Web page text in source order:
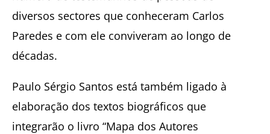
diversos sectores que conheceram Carlos
Paredes e com ele conviveram ao longo de
décadas.
Paulo Sérgio Santos está também ligado à
elaboração dos textos biográficos que
integrarão o livro “Mapa dos Autores